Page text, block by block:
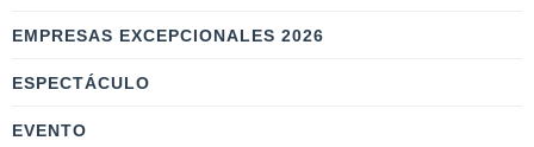
EMPRESAS EXCEPCIONALES 2026
ESPECTÁCULO
EVENTO